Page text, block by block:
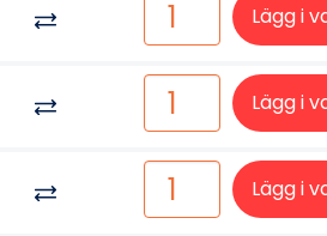
Lägg i
Lägg i
Lägg i